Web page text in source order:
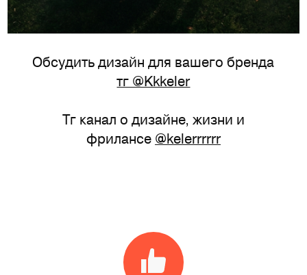
Обсудить дизайн для вашего бренда
тг @Kkkeler
Тг канал о дизайне, жизни и
фрилансе @kelerrrrrr